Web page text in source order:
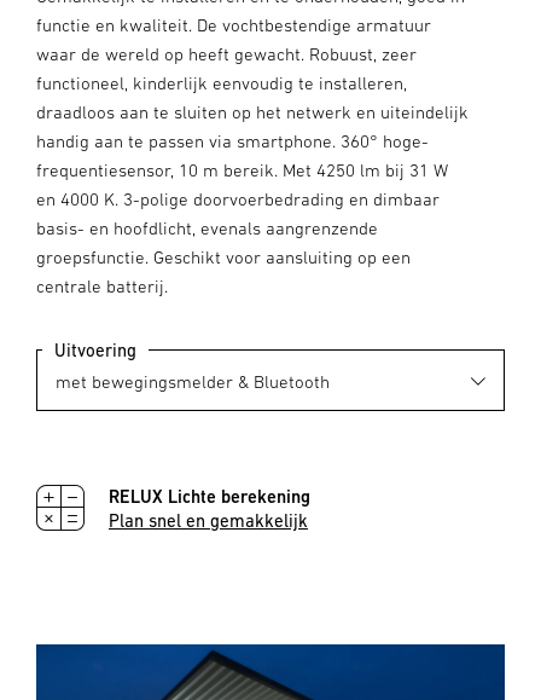
functie en kwaliteit. De vochtbestendige armatuur
waar de wereld op heeft gewacht. Robuust, zeer
functioneel, kinderlijk eenvoudig te installeren,
draadloos aan te sluiten op het netwerk en uiteindelijk
handig aan te passen via smartphone. 360° hoge-
frequentiesensor, 10 m bereik. Met 4250 lm bij 31 W
en 4000 K. 3-polige doorvoerbedrading en dimbaar
basis- en hoofdlicht, evenals aangrenzende
groepsfunctie. Geschikt voor aansluiting op een
centrale batterij.
Uitvoering
RELUX Lichte berekening
Plan snel en gemakkelijk